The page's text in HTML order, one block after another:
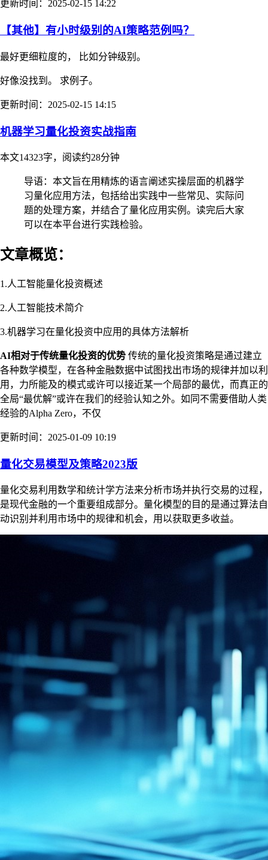
更新时间：2025-02-15 14:22
【其他】有小时级别的AI策略范例吗？
最好更细粒度的， 比如分钟级别。
好像没找到。 求例子。
更新时间：2025-02-15 14:15
机器学习量化投资实战指南
本文14323字，阅读约28分钟
导语：本文旨在用精炼的语言阐述实操层面的机器学
习量化应用方法，包括给出实践中一些常见、实际问
题的处理方案，并结合了量化应用实例。读完后大家
可以在本平台进行实践检验。
文章概览：
1.人工智能量化投资概述
2.人工智能技术简介
3.机器学习在量化投资中应用的具体方法解析
AI相对于传统量化投资的优势 传统的量化投资策略是通过建立
各种数学模型，在各种金融数据中试图找出市场的规律并加以利
用，力所能及的模式或许可以接近某一个局部的最优，而真正的
全局“最优解”或许在我们的经验认知之外。如同不需要借助人类
经验的Alpha Zero，不仅
更新时间：2025-01-09 10:19
量化交易模型及策略2023版
量化交易利用数学和统计学方法来分析市场并执行交易的过程，
是现代金融的一个重要组成部分。量化模型的目的是通过算法自
动识别并利用市场中的规律和机会，用以获取更多收益。